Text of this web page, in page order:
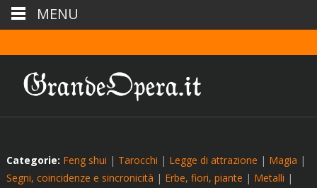
Categorie: Feng shui | Tarocchi | Legge di attrazione | Magia |
Segni, coincidenze e sincronicità | Erbe, fiori, piante | Metalli |
MENU